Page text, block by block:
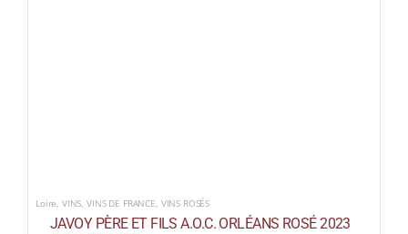
Loire, VINS,VINS DE FRANCE, VINS ROSÉS
JAVOY PÈRE ET FILS A.O.C. ORLÉANS ROSÉ 2023